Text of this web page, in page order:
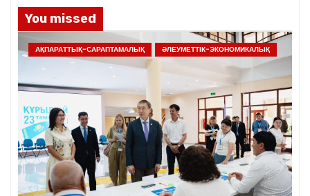
You missed
АҚПАРАТТЫҚ-САРАПТАМАЛЫҚ ӘЛЕУМЕТТІК-ЭКОНОМИКАЛЫҚ